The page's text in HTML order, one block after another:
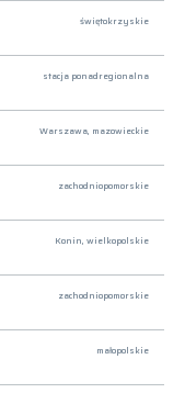
świętokrzyskie
stacja ponadregionalna
Warszawa, mazowieckie
zachodniopomorskie
Konin, wielkopolskie
zachodniopomorskie
małopolskie